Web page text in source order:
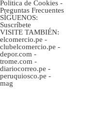
Politica de Cookies -
Preguntas Frecuentes
SÍGUENOS:
Suscríbete
VISITE TAMBIÉN:
elcomercio.pe -
clubelcomercio.pe -
depor.com -
trome.com -
diariocorreo.pe -
peruquiosco.pe -
mag